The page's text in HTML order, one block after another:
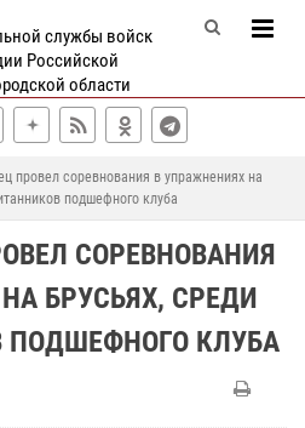
службы войск
Российской
области
провел соревнования в упражнениях на
подшефного клуба
СОРЕВНОВАНИЯ
БРУСЬЯХ, СРЕДИ
ПОДШЕФНОГО КЛУБА